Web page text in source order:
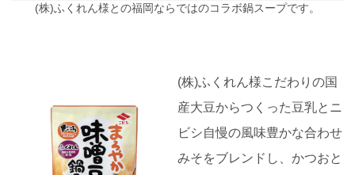
(株)ふくれん様との福岡ならではのコラボ鍋スープです。
(株)ふくれん様こだわりの国
産大豆からつくった豆乳とニ
ビシ自慢の風味豊かな合わせ
みそをブレンドし、かつおと